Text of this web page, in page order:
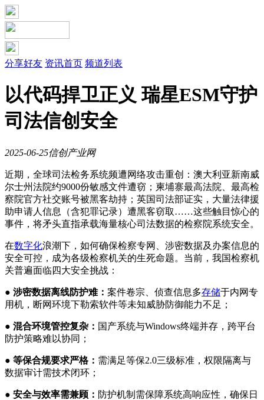
分享好友 资讯首页 频道列表
以代码捍卫正义 瑞星ESM守护
司法信创安全
2025-06-25信创产业网
近期，全球司法检务系统频遭网络攻击重创：澳大利亚新南威
尔士州法院约9000份敏感文件遭窃；柬埔寨最高法院、最高检
察院官方社交账号被黑客劫持；英国司法部证实，大量法律援
助申请人信息（含犯罪记录）遭黑客窃取……这些触目惊心的
事件，将矛头直指承载海量核心司法数据的检察院系统安全。
在数字化浪潮下，如何确保检察专网、涉密数据及办案信息的
安全可控，成为各级检察机关的生死命题。当前，我国检察机
关普遍面临四大安全挑战：
● 涉密数据离线防护难： 案件卷宗、侦查信息多存储于内网专
用机，断网环境下勒索软件等未知威胁防御能力不足；
● 混合环境管控复杂： 国产系统与Windows终端并存，跨平台
防护策略难以协同；
● 等保合规要求严格： 需满足等保2.0三级标准，权限隔离与
数据审计需技术闭环；
● 安全与效率需兼顾： 防护机制需保障系统高响应性，确保日